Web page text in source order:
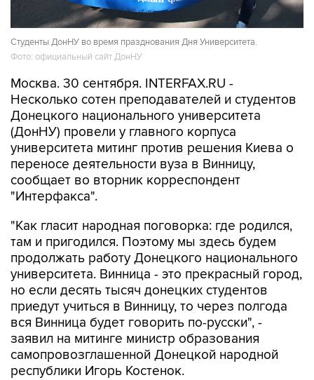
Студенты ДонНУ во время празднования Дня Университета.
Фото: официальный сайт ДонНУ
Москва. 30 сентября. INTERFAX.RU -
Несколько сотен преподавателей и студентов
Донецкого национального университета
(ДонНУ) провели у главного корпуса
университета митинг против решения Киева о
переносе деятельности вуза в Винницу,
сообщает во вторник корреспондент
"Интерфакса".
"Как гласит народная поговорка: где родился,
там и пригодился. Поэтому мы здесь будем
продолжать работу Донецкого национального
университета. Винница - это прекрасный город,
но если десять тысяч донецких студентов
приедут учиться в Винницу, то через полгода
вся Винница будет говорить по-русски", -
заявил на митинге министр образования
самопровозглашенной Донецкой народной
республики Игорь Костенок.